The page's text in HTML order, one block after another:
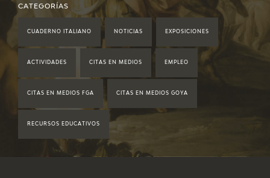
2021
2017
CATEGORÍAS
CUADERNO ITALIANO NOTICIAS EXPOSICIONES
ACTIVIDADES CITAS EN MEDIOS EMPLEO
CITAS EN MEDIOS FGA CITAS EN MEDIOS GOYA
RECURSOS EDUCATIVOS